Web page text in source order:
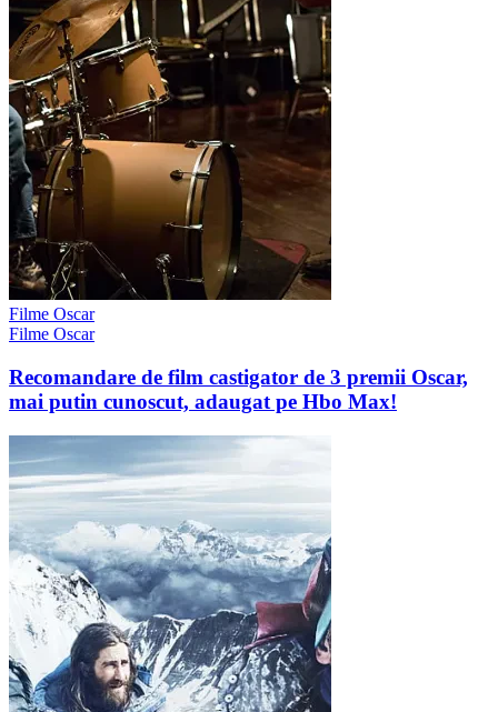
Filme Oscar
Filme Oscar
Recomandare de film castigator de 3 premii Oscar,
mai putin cunoscut, adaugat pe Hbo Max!